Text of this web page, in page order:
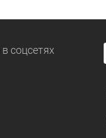
в соцсетях